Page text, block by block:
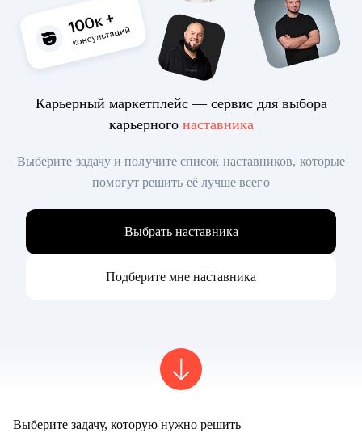
Карьерный маркетплейс — сервис для выбора
карьерного наставника
Выберите задачу и получите список наставников, которые
помогут решить её лучше всего
Выбрать наставника
Подберите мне наставника
Выберите задачу, которую нужно решить